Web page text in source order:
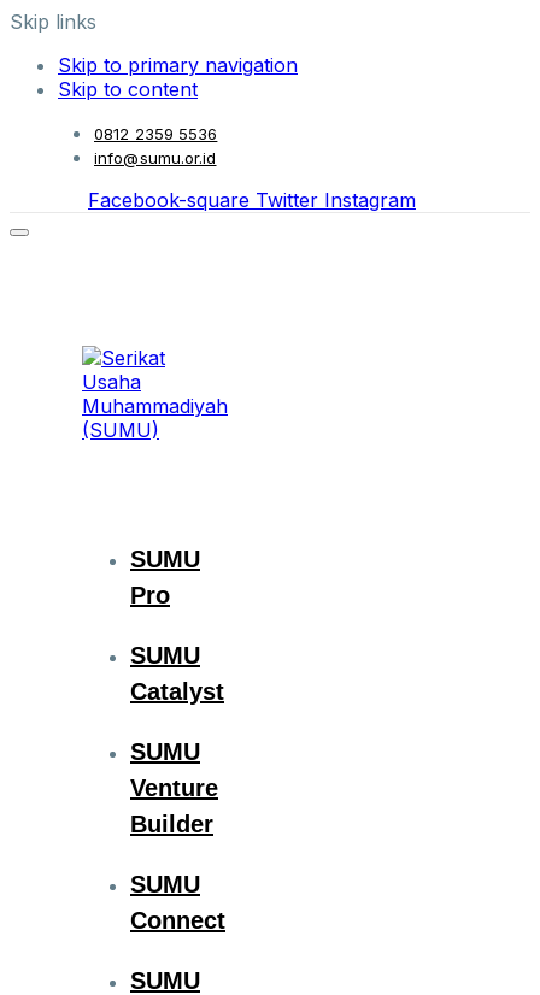
Skip links
Skip to primary navigation
Skip to content
0812 2359 5536
info@sumu.or.id
Facebook-square Twitter Instagram
SUMU
Pro
SUMU
Catalyst
SUMU
Venture
Builder
SUMU
Connect
SUMU